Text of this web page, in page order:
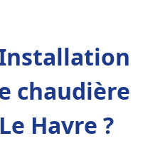
chaudière
Havre ?